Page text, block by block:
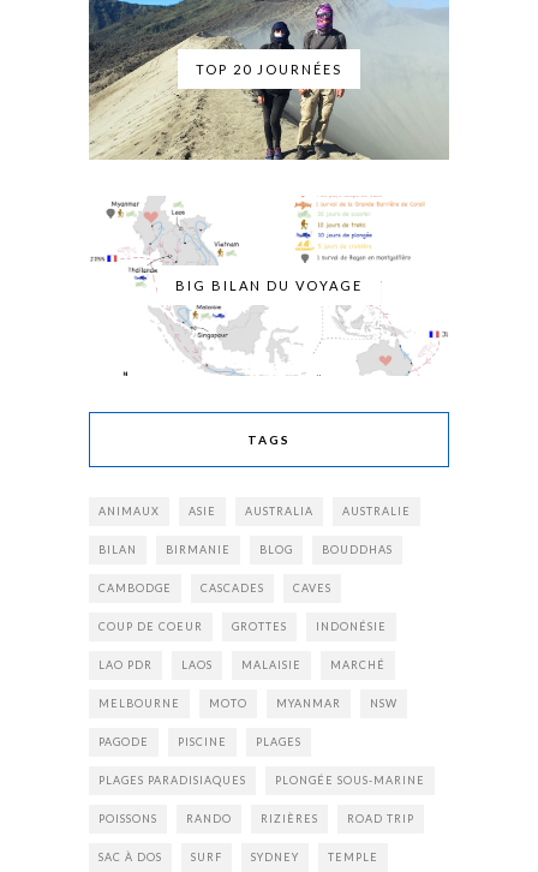
TOP 20 JOURNÉES
BIG BILAN DU VOYAGE
TAGS
ANIMAUX ASIE AUSTRALIA AUSTRALIE
BILAN BIRMANIE BLOG BOUDDHAS
CAMBODGE CASCADES CAVES
COUP DE COEUR GROTTES INDONÉSIE
LAO PDR LAOS MALAISIE MARCHÉ
MELBOURNE MOTO MYANMAR NSW
PAGODE PISCINE PLAGES
PLAGES PARADISIAQUES PLONGÉE SOUS-MARINE
POISSONS RANDO RIZIÈRES ROAD TRIP
SAC À DOS SURF SYDNEY TEMPLE